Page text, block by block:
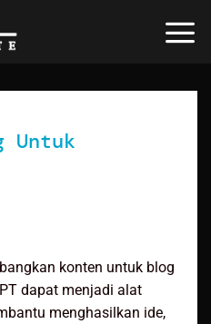
Untuk
konten untuk blog
dapat menjadi alat
menghasilkan ide,